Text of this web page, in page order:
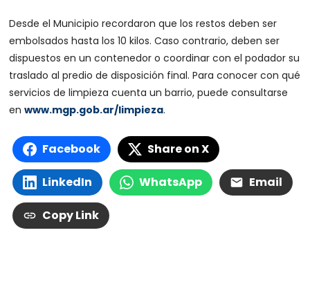
Desde el Municipio recordaron que los restos deben ser
embolsados hasta los 10 kilos. Caso contrario, deben ser
dispuestos en un contenedor o coordinar con el podador su
traslado al predio de disposición final. Para conocer con qué
servicios de limpieza cuenta un barrio, puede consultarse
enwww.mgp.gob.ar/limpieza.
Facebook Share on X
LinkedIn WhatsApp Email
Copy Link